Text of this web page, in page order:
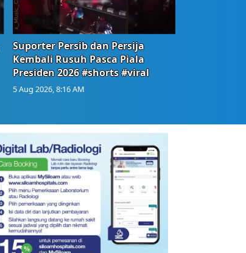
Suporter Persib dan Persija
Kembali Rusuh Pasca Piala
Presiden 2026 #shorts #viral
5 Aug 2026, 8:16 AM